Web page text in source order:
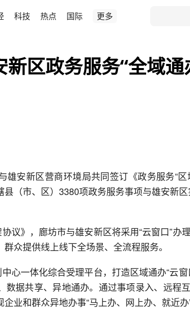
科技 热点 国际 更多
区政务服务“全域通
雄安新区营商环境局共同签订《政务服务“区
（市、区）3380项政务服务事项与雄安新区
议》，廊坊市与雄安新区将采用“云窗口”办理
众提供线上线下全场景、全流程服务。
心一体化综合受理平台，打造区域通办“云窗
数据共享、异地通办。通过事项录入、远程
业和群众异地办事“马上办、网上办、就近办”